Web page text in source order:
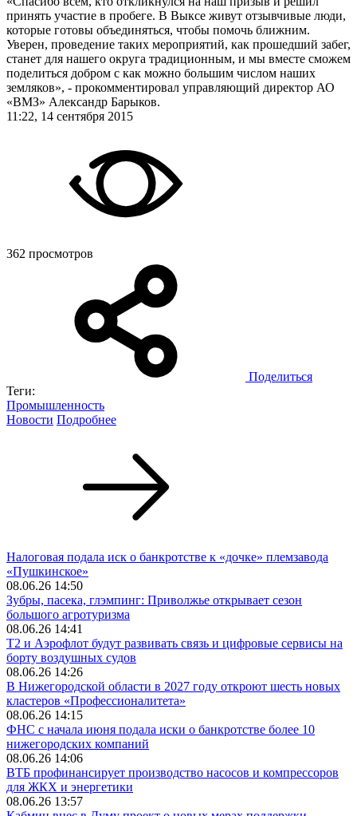
принять участие в пробеге. В Выксе живут отзывчивые люди,
которые готовы объединяться, чтобы помочь ближним.
Уверен, проведение таких мероприятий, как прошедший забег,
станет для нашего округа традиционным, и мы вместе сможем
поделиться добром с как можно большим числом наших
земляков», - прокомментировал управляющий директор АО
«ВМЗ» Александр Барыков.
11:22, 14 сентября 2015
362 просмотров
Поделиться
Теги:
Промышленность
Новости Подробнее
Налоговая подала иск о банкротстве к «дочке» племзавода
«Пушкинское»
08.06.26 14:50
Зубры, пасека, глэмпинг: Приволжье открывает сезон
большого агротуризма
08.06.26 14:41
Т2 и Аэрофлот будут развивать связь и цифровые сервисы на
борту воздушных судов
08.06.26 14:26
В Нижегородской области в 2027 году откроют шесть новых
кластеров «Профессионалитета»
08.06.26 14:15
ФНС с начала июня подала иски о банкротстве более 10
нижегородских компаний
08.06.26 14:06
ВТБ профинансирует производство насосов и компрессоров
для ЖКХ и энергетики
08.06.26 13:57